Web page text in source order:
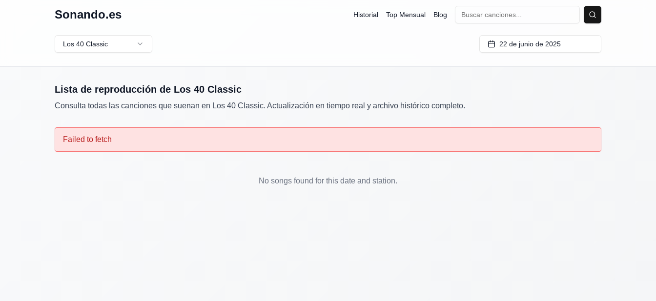
Sonando.es Historial Top Mensual Blog
Buscar
Los 40 Classic 22 de junio de 2025
Lista de reproducción de Los 40 Classic
Consulta todas las canciones que suenan en Los 40 Classic. Actualización en tiempo real y archivo histórico completo.
Failed to fetch
No songs found for this date and station.